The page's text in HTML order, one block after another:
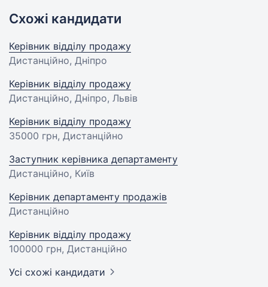
Схожі кандидати
Керівник відділу продажу
Дистанційно, Дніпро
Керівник відділу продажу
Дистанційно, Дніпро, Львів
Керівник відділу продажу
35000 грн, Дистанційно
Заступник керівника департаменту
Дистанційно, Київ
Керівник департаменту продажів
Дистанційно
Керівник відділу продажу
100000 грн, Дистанційно
Усі схожі кандидати